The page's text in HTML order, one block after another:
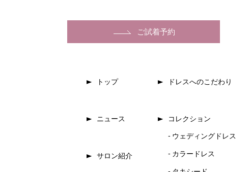
ご試着予約
トップ
ニュース
サロン紹介
ドレスへのこだわり
コレクション
ウェディングドレス
カラードレス